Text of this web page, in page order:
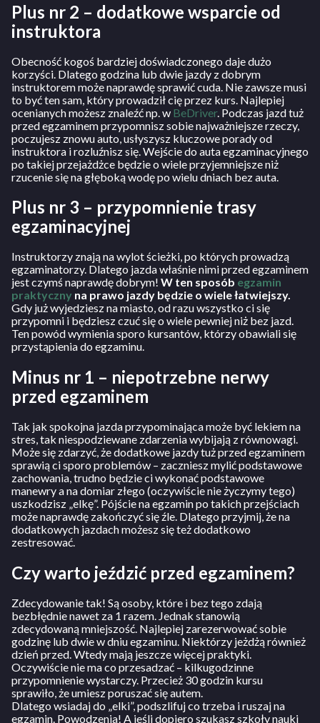
Plus nr 2 – dodatkowe wsparcie od
instruktora
Obecność kogoś bardziej doświadczonego daje dużo
korzyści. Dlatego godzina lub dwie jazdy z dobrym
instruktorem może naprawdę sprawić cuda. Nie zawsze musi
to być ten sam, który prowadził cię przez kurs. Najlepiej
ocenianych możesz znaleźć np. w BeDriver. Podczas jazd tuż
przed egzaminem przypomnisz sobie najważniejsze rzeczy,
poczujesz znowu auto, usłyszysz kluczowe porady od
instruktora i rozluźnisz się. Wejście do auta egzaminacyjnego
po takiej przejażdżce będzie o wiele przyjemniejsze niż
rzucenie się na głęboką wodę po wielu dniach bez auta.
Plus nr 3 – przypomnienie trasy
egzaminacyjnej
Instruktorzy znają na wylot ścieżki, po których prowadzą
egzaminatorzy. Dlatego jazda właśnie nimi przed egzaminem
jest czymś naprawdę dobrym! W ten sposób egzamin
praktyczny na prawo jazdy będzie o wiele łatwiejszy.
Gdy już wyjedziesz na miasto, od razu wszystko ci się
przypomni i będziesz czuć się o wiele pewniej niż bez jazd.
Ten powód wymienia sporo kursantów, którzy obawiali się
przystąpienia do egzaminu.
Minus nr 1 – niepotrzebne nerwy
przed egzaminem
Tak jak spokojna jazda przypominająca może być lekiem na
stres, tak niespodziewane zdarzenia wybijają z równowagi.
Może się zdarzyć, że dodatkowe jazdy tuż przed egzaminem
sprawią ci sporo problemów – zaczniesz mylić podstawowe
zachowania, trudno będzie ci wykonać podstawowe
manewry a na domiar złego (oczywiście nie życzymy tego)
uszkodzisz „elkę”. Pójście na egzamin po takich przejściach
może naprawdę zakończyć się źle. Dlatego przyjmij, że na
dodatkowych jazdach możesz się też dodatkowo
zestresować.
Czy warto jeździć przed egzaminem?
Zdecydowanie tak! Są osoby, które i bez tego zdają
bezbłędnie nawet za 1 razem. Jednak stanowią
zdecydowaną mniejszość. Najlepiej zarezerwować sobie
godzinę lub dwie w dniu egzaminu. Niektórzy jeżdżą również
dzień przed. Wtedy mają jeszcze więcej praktyki.
Oczywiście nie ma co przesadzać – kilkugodzinne
przypomnienie wystarczy. Przecież 30 godzin kursu
sprawiło, że umiesz poruszać się autem.
Dlatego wsiadaj do „elki”, podszlifuj co trzeba i ruszaj na
egzamin. Powodzenia! A jeśli dopiero szukasz szkoły nauki